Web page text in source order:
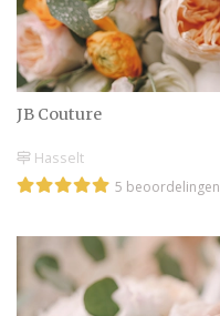
JB Couture
Hasselt
5 beoordelingen